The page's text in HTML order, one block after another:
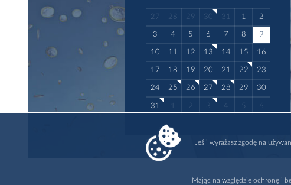
27 28 29 30 31 1 2
3 4 5 6 7 8 9
10 11 12 13 14 15 16
17 18 19 20 21 22 23
24 25 26 27 28 29 30
31 1 2 3 4 5 6
Jeśli wyrażasz zgodę na
Mając na względzie ochronę i